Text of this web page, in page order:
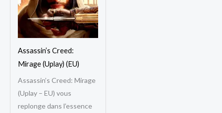
Assassin’s Creed:
Mirage (Uplay) (EU)
Assassin’s Creed: Mirage
(Uplay – EU) vous
replonge dans l’essence